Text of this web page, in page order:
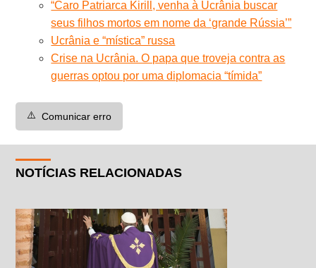
“Caro Patriarca Kirill, venha à Ucrânia buscar
seus filhos mortos em nome da ‘grande Rússia’”
Ucrânia e “mística” russa
Crise na Ucrânia. O papa que troveja contra as
guerras optou por uma diplomacia “tímida”
⚠️ Comunicar erro
NOTÍCIAS RELACIONADAS